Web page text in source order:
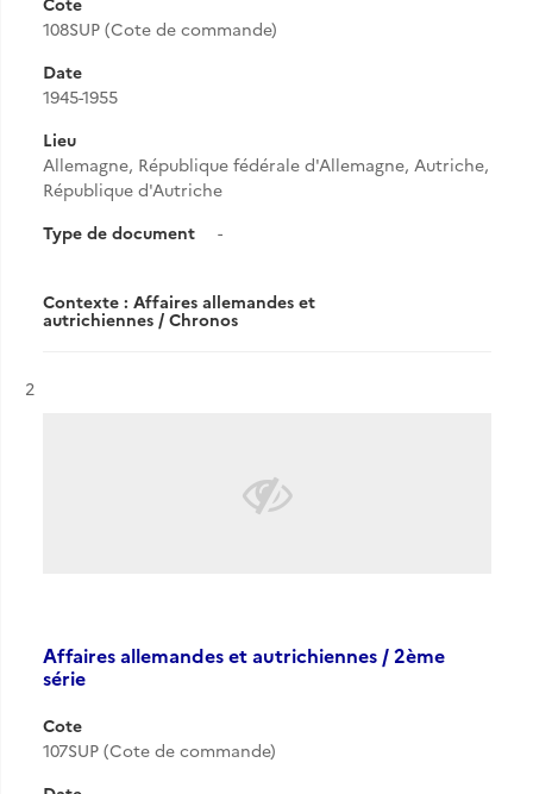
108SUP (Cote de commande)
Date
1945-1955
Lieu
Allemagne, République fédérale d'Allemagne, Autriche,
République d'Autriche
Type de document
-
Contexte : Affaires allemandes et
autrichiennes / Chronos
Résultat n°
2
Affaires allemandes et autrichiennes / 2ème
série
Cote
107SUP (Cote de commande)